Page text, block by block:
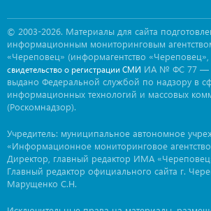
© 2003-2026. Материалы для сайта
информационным мониторинговым
«Череповец» (информагентство
свидетельство о регистрации СМИ ИА № ФС 77 —
выдано Федеральной службой по надзору в
информационных технологий и массовых
(Роскомнадзор).
Учредитель: муниципальное автономное
«Информационное мониторинговое
Директор, главный редактор ИМА
Главный редактор официального сайта г.
Марущенко С.Н.